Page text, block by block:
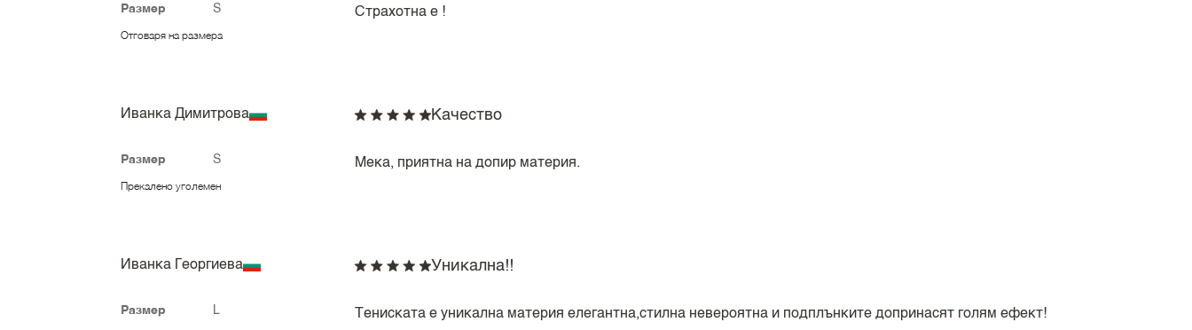
Размер S
Отговаря на размера
Страхотна е !
Иванка Димитрова
Размер S
Прекалено уголемен
Качество
Мека, приятна на допир материя.
Иванка Георгиева
Размер L
Уникална!!
Тениската е уникална материя елегантна,стилна невероятна и подплънките допринасят голям ефект!